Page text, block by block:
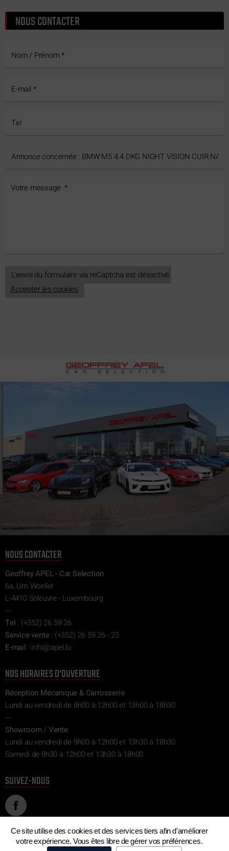
NOUS CONTACTER
L'envoi du formulaire via reCaptcha est désactivé.
Accepter les cookies
NOUS CONTACTER
Geoffrey APEL - Car Selection
6a, Um Woeller
L-4410 Soleuvre - Luxembourg
---
Tel : (+352) 26 59 26
Service vente: (+352) 26 59 26 - 23
E-mail : ul.l
epa@of
ni
NOS HORAIRES D'OUVERTURE
Réception Mécanique & Carrosserie
Lundi au vendredi de 8h00 à 12h00 et 13h00 à 18h30
---
Showroom / Vente
Lundi au vendredi de 9h00 à 12h00 et 13h30 à 18h30
Samedi de 9h30 à 12h00 et 13h30 à 18h00
SUIVEZ-NOUS
Geoffrey APEL - Car Selection • Mentions légales • Politique de
Ce site utilise des cookies et des services tiers afin d'améliorer
votre expérience. Vous êtes libre de gérer vos préférences.